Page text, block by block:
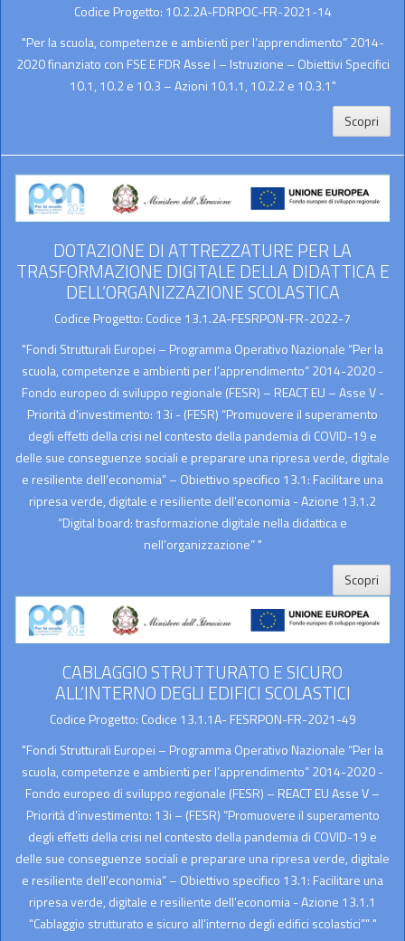
Codice Progetto: 10.2.2A-FDRPOC-FR-2021-14
"Per la scuola, competenze e ambienti per l’apprendimento” 2014-
2020 finanziato con FSE E FDR Asse I – Istruzione – Obiettivi Specifici
10.1, 10.2 e 10.3 – Azioni 10.1.1, 10.2.2 e 10.3.1"
Scopri
DOTAZIONE DI ATTREZZATURE PER LA
TRASFORMAZIONE DIGITALE DELLA DIDATTICA E
DELL’ORGANIZZAZIONE SCOLASTICA
Codice Progetto: Codice 13.1.2A-FESRPON-FR-2022-7
"Fondi Strutturali Europei – Programma Operativo Nazionale “Per la
scuola, competenze e ambienti per l’apprendimento” 2014-2020 -
Fondo europeo di sviluppo regionale (FESR) – REACT EU – Asse V -
Priorità d'investimento: 13i - (FESR) “Promuovere il superamento
degli effetti della crisi nel contesto della pandemia di COVID-19 e
delle sue conseguenze sociali e preparare una ripresa verde, digitale
e resiliente dell’economia” – Obiettivo specifico 13.1: Facilitare una
ripresa verde, digitale e resiliente dell'economia - Azione 13.1.2
“Digital board: trasformazione digitale nella didattica e
nell’organizzazione” "
Scopri
CABLAGGIO STRUTTURATO E SICURO
ALL’INTERNO DEGLI EDIFICI SCOLASTICI
Codice Progetto: Codice 13.1.1A- FESRPON-FR-2021-49
"Fondi Strutturali Europei – Programma Operativo Nazionale “Per la
scuola, competenze e ambienti per l’apprendimento” 2014-2020 -
Fondo europeo di sviluppo regionale (FESR) – REACT EU Asse V –
Priorità d’investimento: 13i – (FESR) “Promuovere il superamento
degli effetti della crisi nel contesto della pandemia di COVID-19 e
delle sue conseguenze sociali e preparare una ripresa verde, digitale
e resiliente dell’economia” – Obiettivo specifico 13.1: Facilitare una
ripresa verde, digitale e resiliente dell'economia - Azione 13.1.1
“Cablaggio strutturato e sicuro all’interno degli edifici scolastici”” "